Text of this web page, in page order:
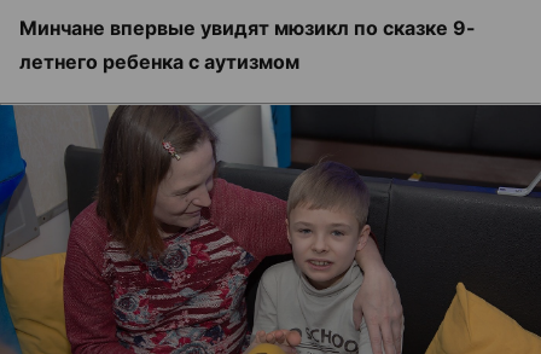
Минчане впервые увидят мюзикл по сказке 9-
летнего ребенка с аутизмом